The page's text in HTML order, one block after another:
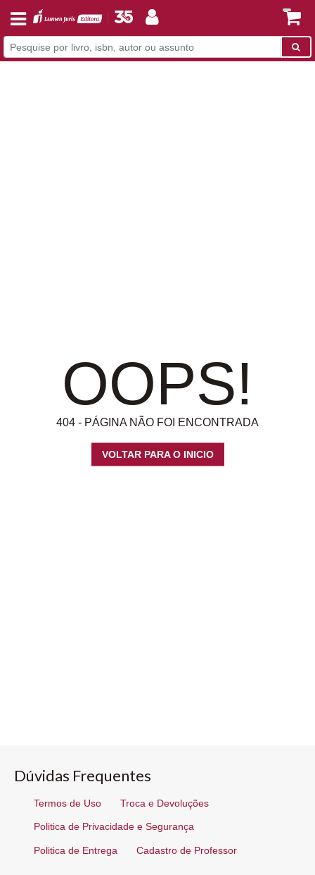
OOPS!
404 - PÁGINA NÃO FOI ENCONTRADA
VOLTAR PARA O INICIO
Dúvidas Frequentes
Termos de Uso Troca e Devoluções
Politica de Privacidade e Segurança
Politica de Entrega Cadastro de Professor